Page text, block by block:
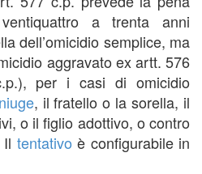
a trenta anni
dell’omicidio semplice, ma
aggravato ex artt. 576
per i casi di omicidio
, il fratello o la sorella, il
o il figlio adottivo, o contro
tentativo è configurabile in